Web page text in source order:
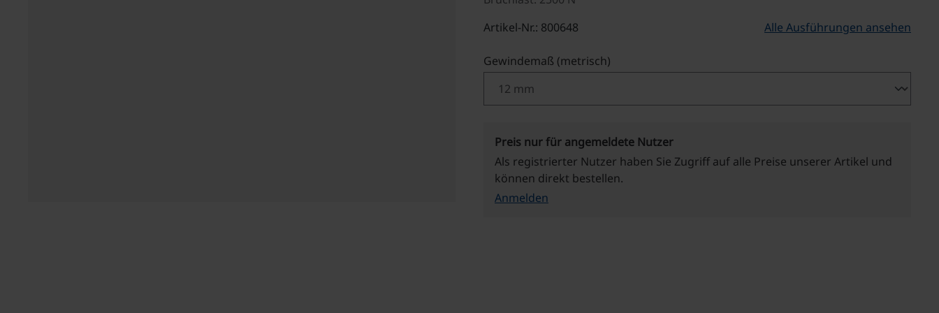
Artikel-Nr.: 800648
Alle Ausführungen ansehen
Gewindemaß (metrisch)
Preis nur für angemeldete Nutzer
Als registrierter Nutzer haben Sie Zugriff auf alle Preise unserer Artikel und
können direkt bestellen.
Anmelden